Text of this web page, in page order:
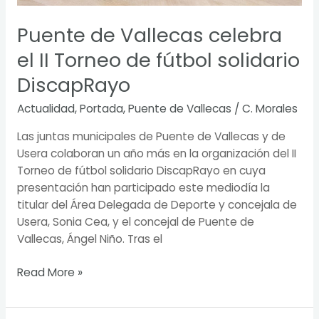
Puente de Vallecas celebra
el II Torneo de fútbol solidario
DiscapRayo
Actualidad,Portada,Puente de Vallecas / C. Morales
Las juntas municipales de Puente de Vallecas y de
Usera colaboran un año más en la organización del II
Torneo de fútbol solidario DiscapRayo en cuya
presentación han participado este mediodía la
titular del Área Delegada de Deporte y concejala de
Usera, Sonia Cea, y el concejal de Puente de
Vallecas, Ángel Niño. Tras el
Read More »